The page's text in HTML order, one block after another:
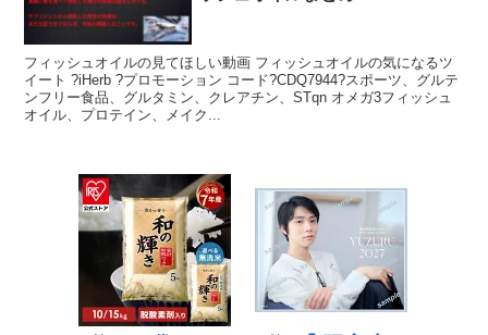
フィッシュオイルの見てほしい動画 フィッシュオイルの気になるツ
イート ?iHerb ?プロモーション コード?CDQ7944?スポーツ、グルテ
ンフリー食品、グルタミン、クレアチン、STqn オメガ3フィッシュ
オイル、プロテイン、メイク...